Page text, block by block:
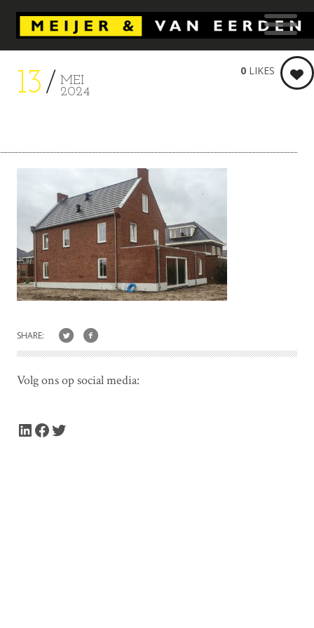
13
MEI
2024
0 LIKES
SHARE:
Volg ons op social media:
LinkedIn Facebook